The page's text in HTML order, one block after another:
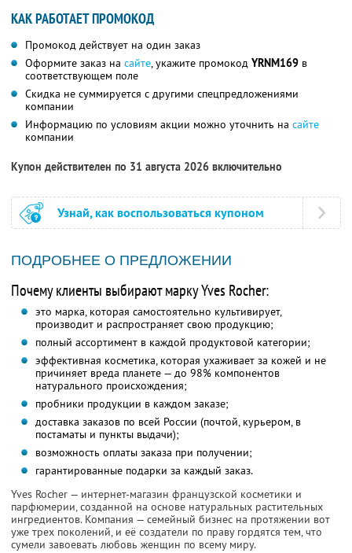
КАК РАБОТАЕТ ПРОМОКОД
Промокод действует на один заказ
Оформите заказ на сайте, укажите промокод YRNM169 в
соответствующем поле
Скидка не суммируется с другими спецпредложениями
компании
Информацию по условиям акции можно уточнить на сайте
компании
Купон действителен по 31 августа 2026 включительно
Узнай, как воспользоваться купоном
ПОДРОБНЕЕ О ПРЕДЛОЖЕНИИ
Почему клиенты выбирают марку Yves Rocher:
это марка, которая самостоятельно культивирует,
производит и распространяет свою продукцию;
полный ассортимент в каждой продуктовой категории;
эффективная косметика, которая ухаживает за кожей и не
причиняет вреда планете — до 98% компонентов
натурального происхождения;
пробники продукции в каждом заказе;
доставка заказов по всей России (почтой, курьером, в
постаматы и пункты выдачи);
возможность оплаты заказа при получении;
гарантированные подарки за каждый заказ.
Yves Rocher — интернет-магазин французской косметики и
парфюмерии, созданной на основе натуральных растительных
ингредиентов. Компания — семейный бизнес на протяжении вот
уже трех поколений, и её создатели по праву гордятся тем, что
сумели завоевать любовь женщин по всему миру.